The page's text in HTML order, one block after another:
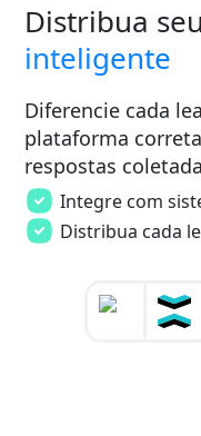
Distribua
inteligente
Diferencie cada
plataforma
respostas
Integre com
Distribua cada